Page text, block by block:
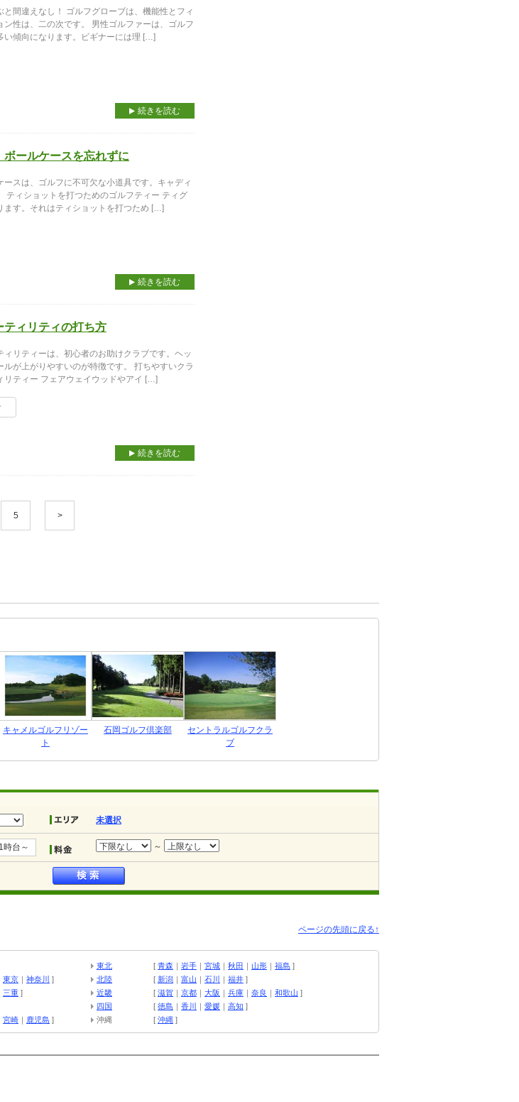
間違えなし！ ゴルフグローブは、機能性とフィ
ン性は、二の次です。 男性ゴルファーは、ゴルフ
い傾向になります。ビギナーには理 […]
続きを読む
ールケースを忘れずに
スは、ゴルフに不可欠な小道具です。キャディ
ティショットを打つためのゴルフティー ティグ
ます。それはティショットを打つため […]
続きを読む
ティリティの打ち方
リティーは、初心者のお助けクラブです。ヘッ
ルが上がりやすいのが特徴です。 打ちやすいクラ
リティー フェアウェイウッドやアイ […]
続きを読む
5 >
キャメルゴルフリゾー
ト
石岡ゴルフ倶楽部
セントラルゴルフクラ
ブ
未選択
時台～ ～
ページの先頭に戻る↑
東北 [ 青森 ｜ 岩手 ｜ 宮城 ｜ 秋田 ｜ 山形 ｜ 福島 ]
東京 ｜ 神奈川 ] 北陸 [ 新潟 ｜ 富山 ｜ 石川 ｜ 福井 ]
三重 ] 近畿 [ 滋賀 ｜ 京都 ｜ 大阪 ｜ 兵庫 ｜ 奈良 ｜ 和歌山 ]
四国 [ 徳島 ｜ 香川 ｜ 愛媛 ｜ 高知 ]
宮崎 ｜ 鹿児島 ] 沖縄 [ 沖縄 ]